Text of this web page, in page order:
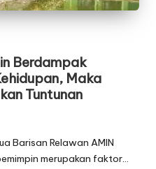
Berdampak
Maka
Tuntunan
Barisan Relawan AMIN
merupakan faktor…